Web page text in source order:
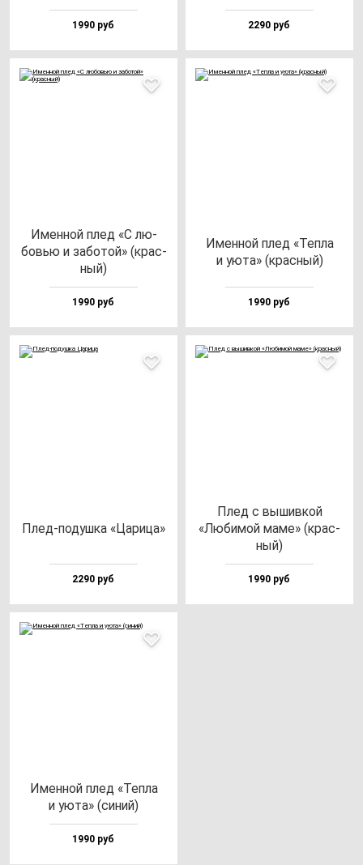
1990 руб 2290 руб
Имен­ной плед «С лю­
бовью и за­бо­той» (крас­
ный)
1990 руб
Имен­ной плед «Теп­ла
и уюта» (крас­ный)
1990 руб
Плед-по­душ­ка «Цари­ца»
2290 руб
Плед с вы­шив­кой
«Люби­мой ма­ме» (крас­
ный)
1990 руб
Имен­ной плед «Теп­ла
и уюта» (си­ний)
1990 руб